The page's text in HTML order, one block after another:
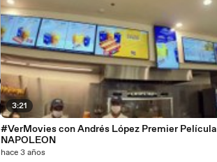
3:21
#VerMovies con Andrés López Premier Película
NAPOLEON
hace 3 años